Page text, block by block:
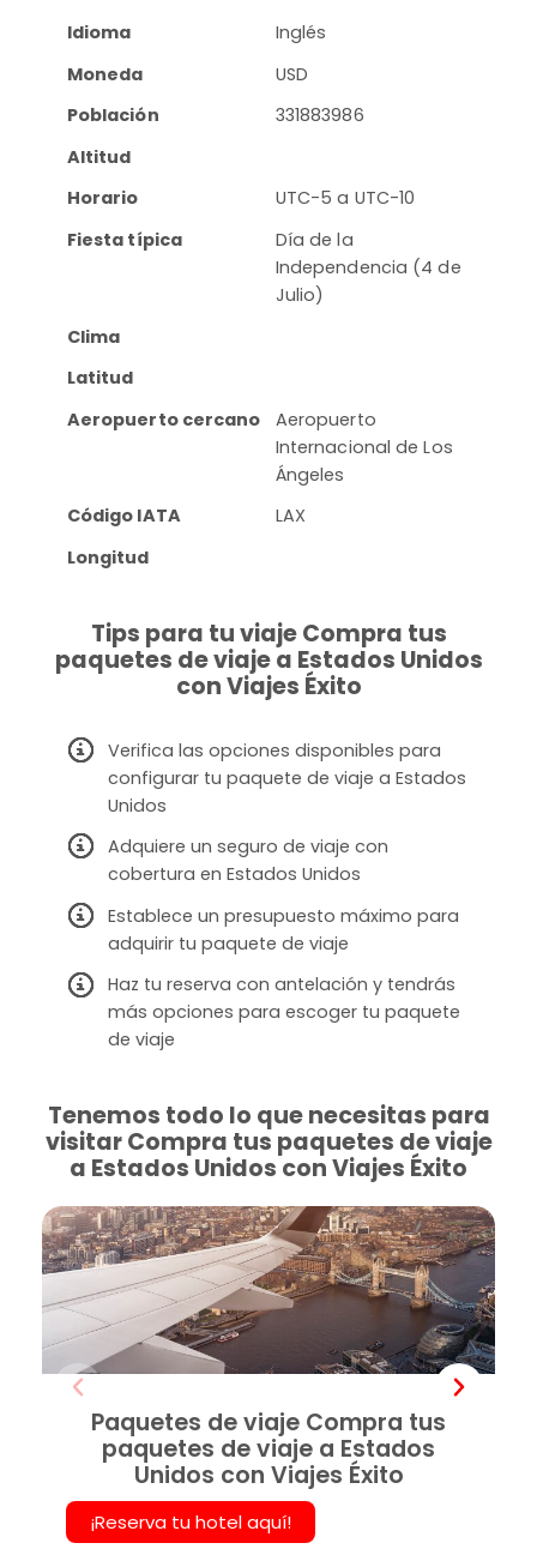
Idioma
Inglés
Moneda
USD
Población
331883986
Altitud
Horario
UTC-5 a UTC-10
Fiesta típica
Día de la
Independencia (4 de
Julio)
Clima
Latitud
Aeropuerto cercano
Aeropuerto
Internacional de Los
Ángeles
Código IATA
LAX
Longitud
Tips para tu viaje Compra tus
paquetes de viaje a Estados Unidos
con Viajes Éxito
Verifica las opciones disponibles para
configurar tu paquete de viaje a Estados
Unidos
Adquiere un seguro de viaje con
cobertura en Estados Unidos
Establece un presupuesto máximo para
adquirir tu paquete de viaje
Haz tu reserva con antelación y tendrás
más opciones para escoger tu paquete
de viaje
Tenemos todo lo que necesitas para
visitar Compra tus paquetes de viaje
a Estados Unidos con Viajes Éxito
Paquetes de viaje Compra tus
paquetes de viaje a Estados
Unidos con Viajes Éxito
¡Reserva tu hotel aquí!